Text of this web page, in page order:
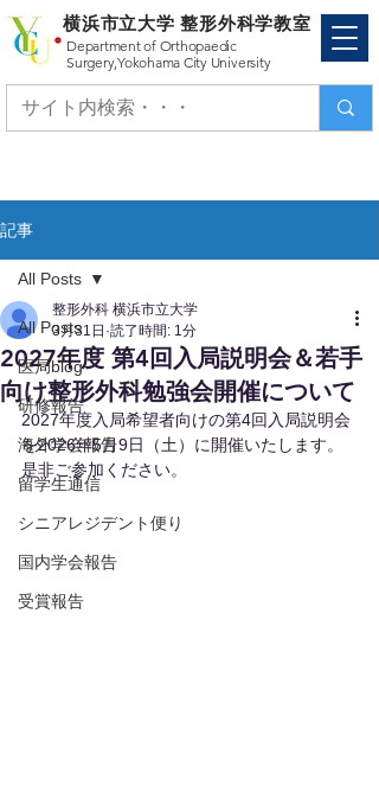
横浜市立大学 整形外科学教室
Department of Orthopaedic
Surgery,Yokohama City University
記事
All Posts
医局blog
研修報告
海外学会報告
留学生通信
シニアレジデント便り
国内学会報告
受賞報告
All Posts
2027年度 第4回入局説明会＆若手
向け整形外科勉強会開催について
整形外科 横浜市立大学
3月31日 読了時間: 1分
2027年度入局希望者向けの第4回入局説明会
を2026年5月9日（土）に開催いたします。
是非ご参加ください。